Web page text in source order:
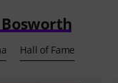
Hall of Fame